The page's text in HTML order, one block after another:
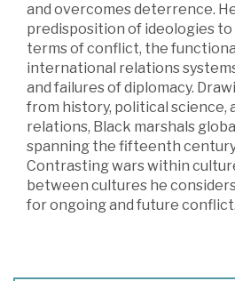
and overcomes deterrence.
predisposition of ideologies
terms of conflict, the
international relations
and failures of diplomacy.
from history, political science,
relations, Black marshals
spanning the fifteenth
Contrasting wars within
between cultures he
for ongoing and future conflict.